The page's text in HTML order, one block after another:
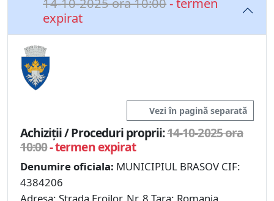
expirat
Vezi în pagină separată
Achiziții / Proceduri proprii:14-10-2025 ora
10:00- termen expirat
Denumire oficiala: MUNICIPIUL BRASOV CIF:
4384206